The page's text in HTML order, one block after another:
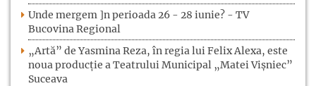
Unde mergem ]n perioada 26 - 28 iunie? - TV
Bucovina Regional
„Artă” de Yasmina Reza, în regia lui Felix Alexa, este
noua producție a Teatrului Municipal „Matei Vișniec”
Suceava